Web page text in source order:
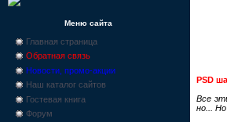
Меню сайта
Главная страница
Обратная связь
Новости, промо-акции
Наш каталог сайтов
Гостевая книга
Форум
PSD
Все
но...